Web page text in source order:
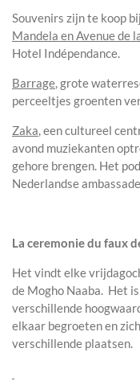
Souvenirs zijn te koop
Mandela en Avenue de
Hotel Indépendance.
Barrage, grote
perceeltjes groenten
Zaka, een cultureel
avond muziekanten
gehore brengen. Het
Nederlandse
La ceremonie du faux
Het vindt elke
de Mogho Naaba. Het
verschillende
elkaar begroeten en
verschillende plaatsen.